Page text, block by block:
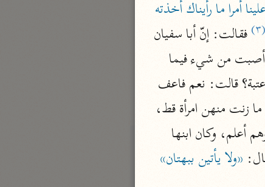
أيسر التفاسير
بكر الجزائري (١٤٣٩ هـ)
القرآن – تدبّر وعمل
شركة الخبرات الذكية
نحو ٣ مجلدات
تفسير القرآن الكريم
ابن عثيمين (١٤٢١ هـ)
(٣)
«ولا يأتين ببهتان»